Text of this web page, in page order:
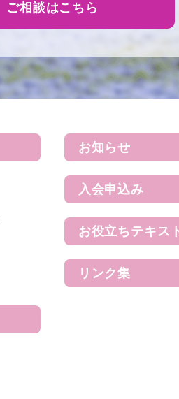
ご相談はこちら
お知らせ
入会申込み
お役立ちテキス
リンク集